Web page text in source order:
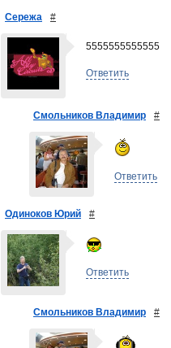
Сережа #
5555555555555
Ответить
Смольников Владимир #
Ответить
Одиноков Юрий #
Ответить
Смольников Владимир #